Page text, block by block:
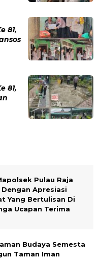
81,
81,
Pulau Raja
Apresiasi
Yang Bertulisan Di
Ucapan Terima
Budaya Semesta
Taman Iman